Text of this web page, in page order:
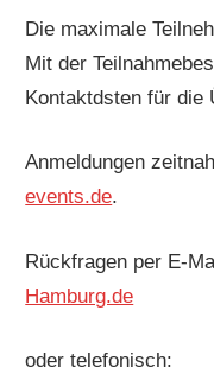
Die maximale
Mit der
Kontaktdsten für die
Anmeldungen
events.de.
Rückfragen per E-
Hamburg.de
oder telefonisch: